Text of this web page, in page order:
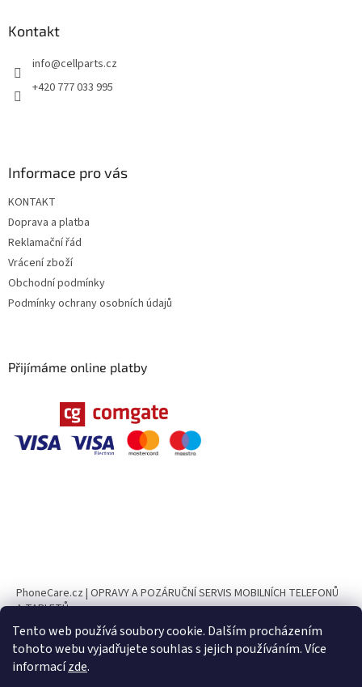
Tento web používá soubory cookie. Dalším procházením
tohoto webu vyjadřujete souhlas s jejich používáním. Více
informacízde.
Kontakt
info@cellparts.cz
+420 777 033 995
Informace pro vás
KONTAKT
Doprava a platba
Reklamační řád
Vrácení zboží
Obchodní podmínky
Podmínky ochrany osobních údajů
Přijímáme online platby
PhoneCare.cz | OPRAVY A POZÁRUČNÍ SERVIS MOBILNÍCH TELEFONŮ
A TABLETŮ
PhoneParts.cz